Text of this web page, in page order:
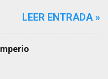
de consultas, tanto a
me inclino a pensar
estará en los
búsqueda de los
LEER ENTRADA »